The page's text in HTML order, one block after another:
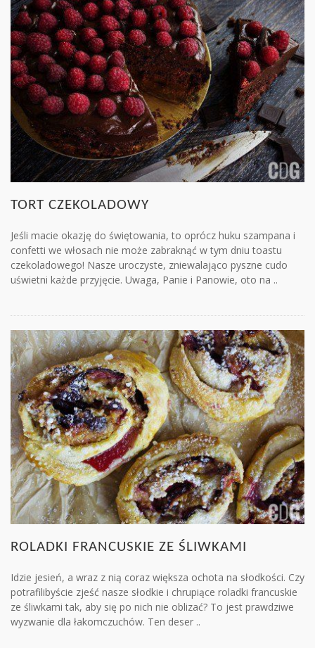
TORT CZEKOLADOWY
Jeśli macie okazję do świętowania, to oprócz huku szampana i
confetti we włosach nie może zabraknąć w tym dniu toastu
czekoladowego! Nasze uroczyste, zniewalająco pyszne cudo
uświetni każde przyjęcie. Uwaga, Panie i Panowie, oto na ..
ROLADKI FRANCUSKIE ZE ŚLIWKAMI
Idzie jesień, a wraz z nią coraz większa ochota na słodkości. Czy
potrafilibyście zjeść nasze słodkie i chrupiące roladki francuskie
ze śliwkami tak, aby się po nich nie oblizać? To jest prawdziwe
wyzwanie dla łakomczuchów. Ten deser ..